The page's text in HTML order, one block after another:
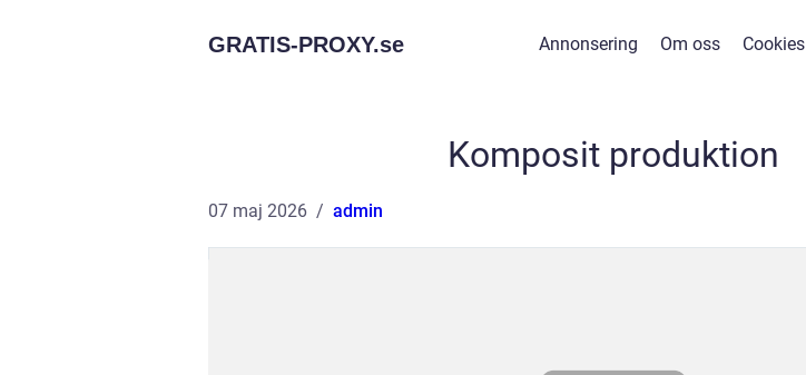
GRATIS-PROXY.se Annonsering Om oss Cookies
Komposit produktion
07 maj 2026 admin